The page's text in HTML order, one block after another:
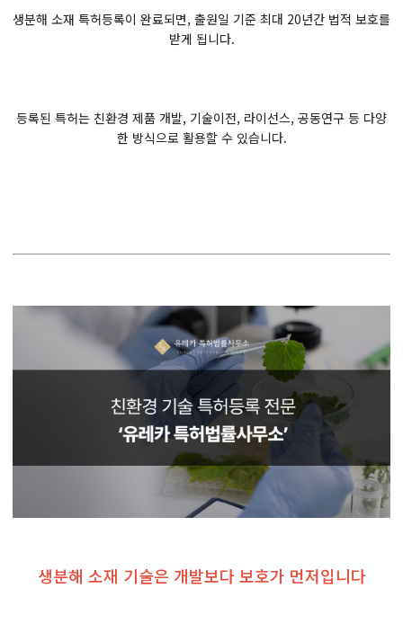
생분해 소재 특허등록이 완료되면, 출원일 기준 최대 20년간 법적 보호를
받게 됩니다.
등록된 특허는 친환경 제품 개발, 기술이전, 라이선스, 공동연구 등 다양
한 방식으로 활용할 수 있습니다.
생분해 소재 기술은 개발보다 보호가 먼저입니다